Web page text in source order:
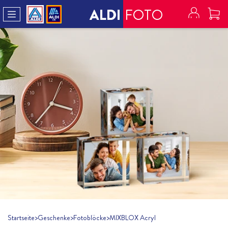
ALDI FOTO
Startseite>Geschenke>Fotoblöcke>MIXBLOX Acryl